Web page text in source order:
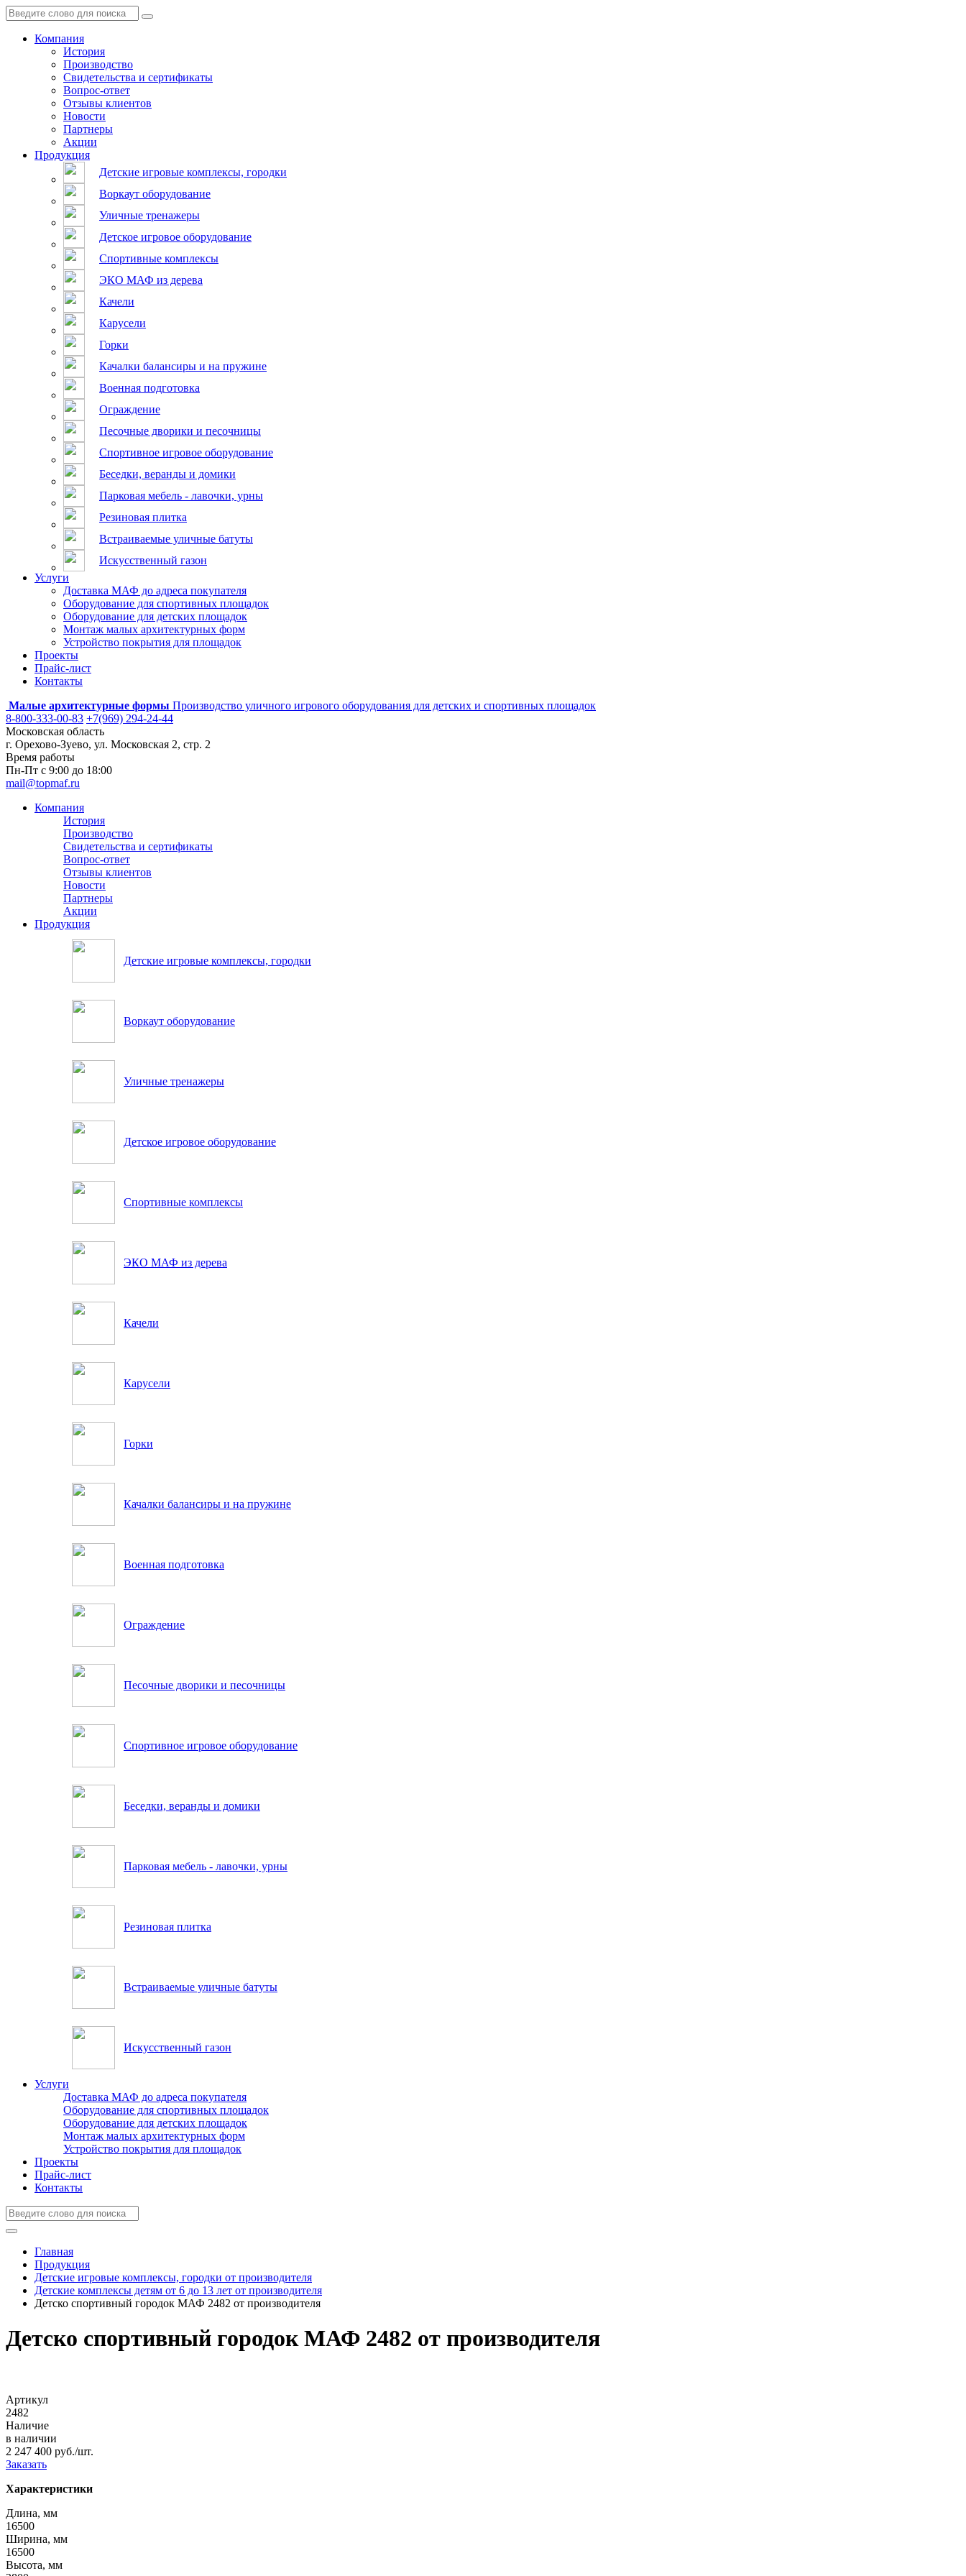
Компания
История
Производство
Свидетельства и сертификаты
Вопрос-ответ
Отзывы клиентов
Новости
Партнеры
Акции
Продукция
Детские игровые комплексы, городки
Воркаут оборудование
Уличные тренажеры
Детское игровое оборудование
Спортивные комплексы
ЭКО МАФ из дерева
Качели
Карусели
Горки
Качалки балансиры и на пружине
Военная подготовка
Ограждение
Песочные дворики и песочницы
Спортивное игровое оборудование
Беседки, веранды и домики
Парковая мебель - лавочки, урны
Резиновая плитка
Встраиваемые уличные батуты
Искусственный газон
Услуги
Доставка МАФ до адреса покупателя
Оборудование для спортивных площадок
Оборудование для детских площадок
Монтаж малых архитектурных форм
Устройство покрытия для площадок
Проекты
Прайс-лист
Контакты
Малые архитектурные формы Производство уличного игрового оборудования для детских и спортивных площадок
8-800-333-00-83 +7(969) 294-24-44
Московская область
г. Орехово-Зуево, ул. Московская 2, стр. 2
Время работы
Пн-Пт с 9:00 до 18:00
mail@topmaf.ru
Компания
История
Производство
Свидетельства и сертификаты
Вопрос-ответ
Отзывы клиентов
Новости
Партнеры
Акции
Продукция
Детские игровые комплексы, городки
Воркаут оборудование
Уличные тренажеры
Детское игровое оборудование
Спортивные комплексы
ЭКО МАФ из дерева
Качели
Карусели
Горки
Качалки балансиры и на пружине
Военная подготовка
Ограждение
Песочные дворики и песочницы
Спортивное игровое оборудование
Беседки, веранды и домики
Парковая мебель - лавочки, урны
Резиновая плитка
Встраиваемые уличные батуты
Искусственный газон
Услуги
Доставка МАФ до адреса покупателя
Оборудование для спортивных площадок
Оборудование для детских площадок
Монтаж малых архитектурных форм
Устройство покрытия для площадок
Проекты
Прайс-лист
Контакты
Главная
Продукция
Детские игровые комплексы, городки от производителя
Детские комплексы детям от 6 до 13 лет от производителя
Детско спортивный городок МАФ 2482 от производителя
Детско спортивный городок МАФ 2482 от производителя
Артикул
2482
Наличие
в наличии
2 247 400 руб./шт.
Заказать
Характеристики
Длина, мм
16500
Ширина, мм
16500
Высота, мм